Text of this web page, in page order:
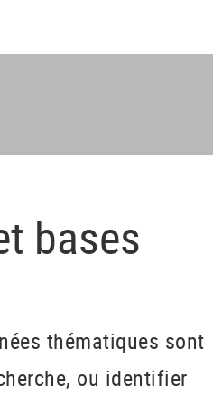
bases
thématiques sont
ou identifier